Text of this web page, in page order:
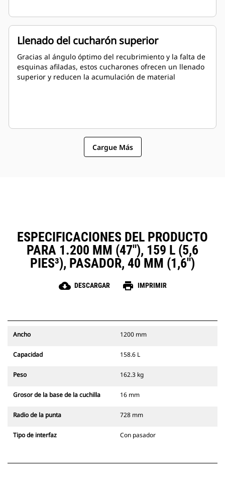
Llenado del cucharón superior
Gracias al ángulo óptimo del recubrimiento y la falta de
esquinas afiladas, estos cucharones ofrecen un llenado
superior y reducen la acumulación de material
Cargue Más
ESPECIFICACIONES DEL PRODUCTO
PARA 1.200 MM (47"), 159 L (5,6
PIES³), PASADOR, 40 MM (1,6")
cloud_download DESCARGAR print IMPRIMIR
Ancho 1200 mm
Capacidad 158.6 L
Peso 162.3 kg
Grosor de la base de la cuchilla 16 mm
Radio de la punta 728 mm
Tipo de interfaz Con pasador